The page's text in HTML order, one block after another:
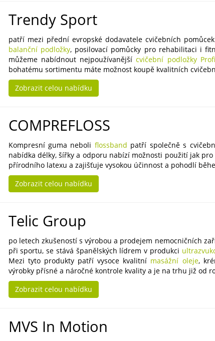
Trendy Sport
patří mezi přední evropské dodavatele cvičebních
balanční podložky, posilovací pomůcky pro rehabilitaci i
můžeme nabídnout nejpoužívanějšícvičební podložky
bohatému sortimentu máte možnost koupě kvalitních
Zobrazit celou nabídku
COMPREFLOSS
Kompresní guma neboli flossband patří společně s
nabídka délky, šířky a odporu nabízí možnosti použití jak
přírodního latexu a zajišťuje vysokou účinnost a pohodlí
Zobrazit celou nabídku
Telic Group
po letech zkušeností s výrobou a prodejem nemocničních
při sportu, se stává španělských lídrem v produkci
Mezi tyto produkty patří vysoce kvalitní masážní oleje,
výrobky přísné a náročné kontrole kvality a je na trhu již od
Zobrazit celou nabídku
MVS In Motion